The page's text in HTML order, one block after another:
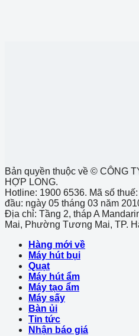
Bản quyền thuộc về © CÔNG
HỢP LONG.
Hotline: 1900 6536. Mã số
đầu: ngày 05 tháng 03 năm
Địa chỉ: Tầng 2, tháp A
Mai, Phường Tương Mai, TP.
Hàng mới về
Máy hút bụi
Quạt
Máy hút ẩm
Máy tạo ẩm
Máy sấy
Bàn ủi
Tin tức
Nhận báo giá